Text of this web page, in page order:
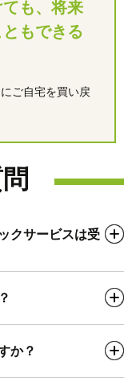
も、将来
もできる
ご自宅を買い戻
クサービスは受
か？